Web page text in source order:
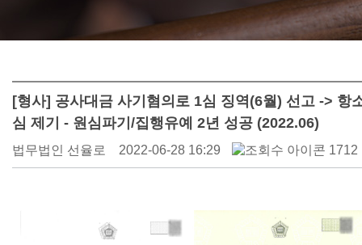
[형사] 공사대금 사기혐의로 1심 징역(6월) 선고 -> 항
심 제기 - 원심파기/집행유예 2년 성공 (2022.06)
법무법인 선율로 2022-06-28 16:29 1712